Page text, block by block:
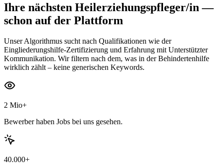
Ihre nächsten Heilerziehungspfleger/in—
schon auf der Plattform
Unser Algorithmus sucht nach Qualifikationen wie der
Eingliederungshilfe-Zertifizierung und Erfahrung mit Unterstützter
Kommunikation. Wir filtern nach dem, was in der Behindertenhilfe
wirklich zählt – keine generischen Keywords.
2 Mio+
Bewerber haben Jobs bei uns gesehen.
40.000+